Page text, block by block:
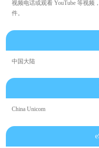
视频电话或观看 YouTube 等视
件。
中国大陆
China Unicom